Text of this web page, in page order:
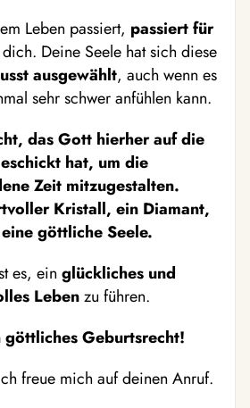
Leben passiert, passiert für
Deine Seele hat sich diese
ausgewählt, auch wenn es
sehr schwer anfühlen kann.
das Gott hierher auf die
hat, um die
Zeit mitzugestalten.
Kristall, ein Diamant,
göttliche Seele.
es, ein glückliches und
Lebenzu führen.
göttliches Geburtsrecht!
freue mich auf deinen Anruf.